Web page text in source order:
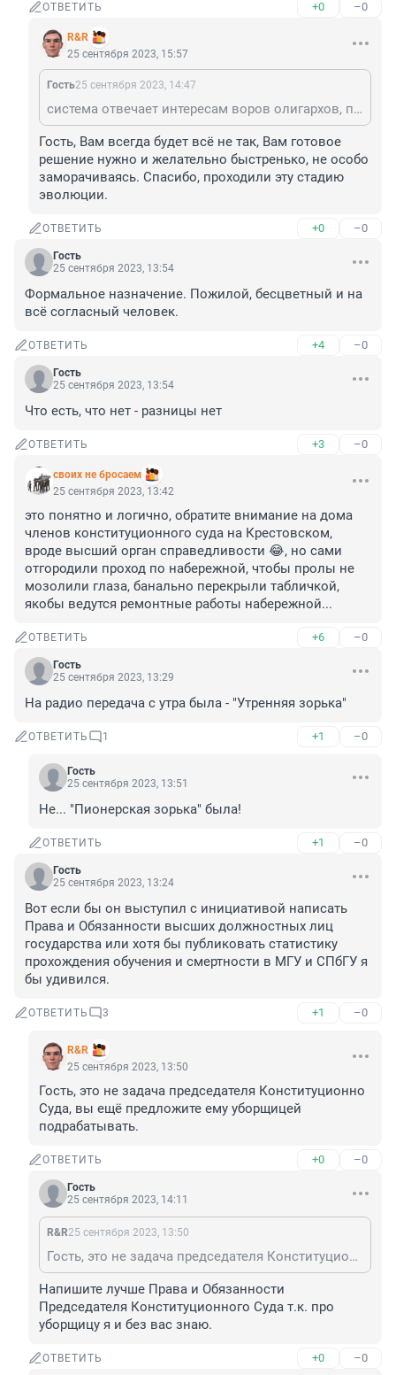
ОТВЕТИТЬ +0 –0
R&R
25 сентября 2023, 15:57
Гость25 сентября 2023, 14:47
система отвечает интересам воров олигархов, представляющих собой правящий класс
Гость, Вам всегда будет всё не так, Вам готовое
решение нужно и желательно быстренько, не особо
заморачиваясь. Спасибо, проходили эту стадию
эволюции.
ОТВЕТИТЬ +0 –0
Гость
25 сентября 2023, 13:54
Формальное назначение. Пожилой, бесцветный и на
всё согласный человек.
ОТВЕТИТЬ +4 –0
Гость
25 сентября 2023, 13:54
Что есть, что нет - разницы нет
ОТВЕТИТЬ +3 –0
своих не бросаем
25 сентября 2023, 13:42
это понятно и логично, обратите внимание на дома
членов конституционного суда на Крестовском,
вроде высший орган справедливости 😂, но сами
отгородили проход по набережной, чтобы пролы не
мозолили глаза, банально перекрыли табличкой,
якобы ведутся ремонтные работы набережной...
ОТВЕТИТЬ +6 –0
Гость
25 сентября 2023, 13:29
На радио передача с утра была - "Утренняя зорька"
ОТВЕТИТЬ 1 +1 –0
Гость
25 сентября 2023, 13:51
Не... "Пионерская зорька" была!
ОТВЕТИТЬ +1 –0
Гость
25 сентября 2023, 13:24
Вот если бы он выступил с инициативой написать
Права и Обязанности высших должностных лиц
государства или хотя бы публиковать статистику
прохождения обучения и смертности в МГУ и СПбГУ я
бы удивился.
ОТВЕТИТЬ 3 +1 –0
R&R
25 сентября 2023, 13:50
Гость, это не задача председателя Конституционно
Суда, вы ещё предложите ему уборщицей
подрабатывать.
ОТВЕТИТЬ +0 –0
Гость
25 сентября 2023, 14:11
R&R25 сентября 2023, 13:50
Гость, это не задача председателя Конституционно Суда, вы ещё предложите ему уборщицей подрабатывать.
Напишите лучше Права и Обязанности
Председателя Конституционного Суда т.к. про
уборщицу я и без вас знаю.
ОТВЕТИТЬ +0 –0